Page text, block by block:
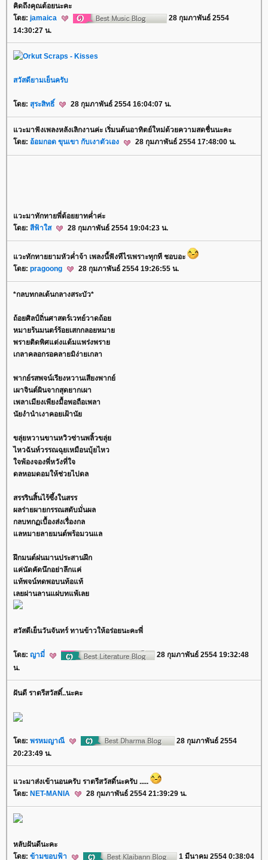
คิดถึงคุณต้อยนะคะ
ดย: jamaica
28 กุมภาพันธ์ 2554
14:30:27 น.
สวัสดียามเย็นครับ
ดย: สุระสิทธิ์ 28 กุมภาพันธ์ 2554 16:04:07 น.
วะมาฟังเพลงหลังเลิกงานค่ะ เริ่มนต้นอาทิตย์ใหม่ด้วยความสดชื่นนะคะ
ดย: อ้อมกอด ขุนเขา กับเงาตัวเอง 28 กุมภาพันธ์ 2554 17:48:00 น.
วะมาทักทายพี่ต้อยยาทค่ำค่ะ
ดย: สีฟ้าใส 28 กุมภาพันธ์ 2554 19:04:23 น.
วะทักทายยามหัวค่ำจ้า เพลงนี้ฟังทีไรเพราะทุกที ชอบอะ
ดย: pragoong 28 กุมภาพันธ์ 2554 19:26:55 น.
*กลบทกลเต้นกลางสระบัว*
ถ้อยศิลป์ถิ่นศาสตร์เวทย์วาดถ้อ
หมายร้นมนตร์ร้อยเสกกลอยหมา
พรายติดพิศแต่งแต้มแพร่งพรา
เกลาคลอกรอคลายมิง่ายเกลา
พากย์รสพจน์เรียงหวานเสียงพากย์
เผาจินต์ผินจากสุดยากเผา
เพลาเมียงเพียงมื้อพอถือเพลา
นัยงำนำเงาคอยเฝ้านั
ขลุ่ยหวานขานหวิวซ่านพลิ้วขลุ่
ไหวฉันท์วรรณฉุยเหมือนบุ้ยไหว
จพ้องจองพี่หวังที่ใจ
ดลหอมดอมให้ช่วยไปดล
สรรรินสิ้นไร้ซึ้งในสรร
ผลร่ายผายกรรณสดับมั่นผล
กลบทกฏเบื้องส่งเรื่องกล
ลหมายลายมนต์พร้อมวนแล
ฝึกมนต์ฝนมานประสานฝึก
ค่นัดคัดนึกอย่าลึกแค่
ท้พจน์ทดพอบนท้อแท้
เลยผ่านลานแผ่บทแพ้เล
สวัสดีเย็นวันจันทร์ ทานข้าวให้อร่อยนะคะพี่
ดย: ญามี่
28 กุมภาพันธ์ 2554 19:32:48
น.
ฝันดี ราตรีสวัสดิ์..นะคะ
ดย: พรหมญาณี
28 กุมภาพันธ์ 2554
20:23:49 น.
วะมาส่งเข้านอนครับ ราตรีสวัสดิ์นะครับ .....
ดย: NET-MANIA 28 กุมภาพันธ์ 2554 21:39:29 น.
หลับฝันดีนะคะ
ดย: ข้ามขอบฟ้า 1 มีนาคม 2554 0:38:04